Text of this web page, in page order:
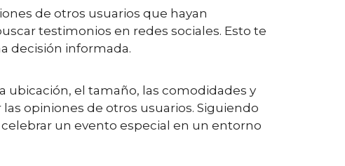
de otros usuarios que hayan
testimonios en redes sociales. Esto te
decisión informada.
ubicación, el tamaño, las comodidades y
opiniones de otros usuarios. Siguiendo
un evento especial en un entorno